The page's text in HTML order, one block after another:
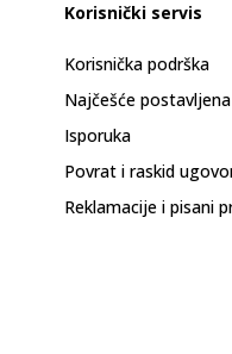
Korisnički servis
Korisnička podrška
Najčešće
Isporuka
Povrat i raskid
Reklamacije i pisani